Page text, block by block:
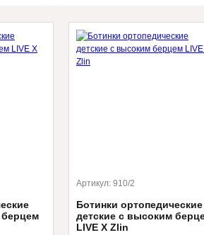
берцем
Артикул: 910/2
Ботинки ортопедические
детские с высоким
LIVE X Zlin